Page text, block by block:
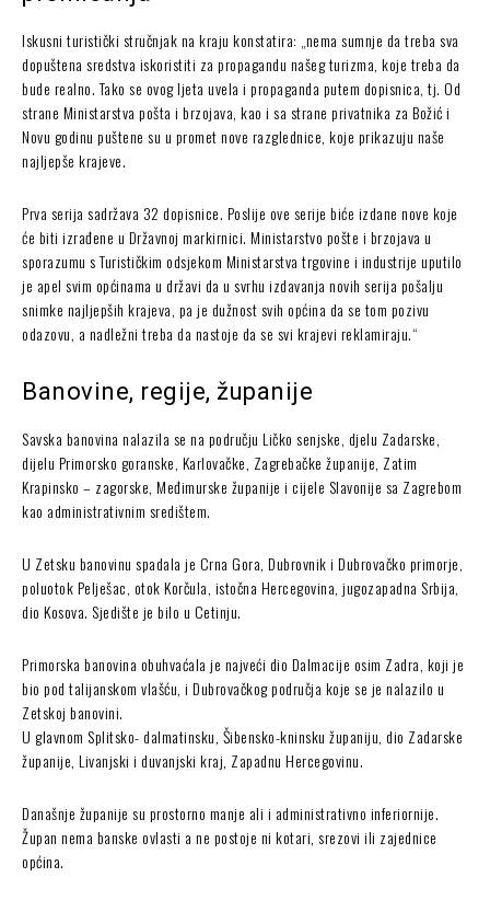
Iskusni turistički stručnjak na kraju konstatira: „nema sumnje da treba sva
dopuštena sredstva iskoristiti za propagandu našeg turizma, koje treba da
bude realno. Tako se ovog ljeta uvela i propaganda putem dopisnica, tj. Od
strane Ministarstva pošta i brzojava, kao i sa strane privatnika za Božić i
Novu godinu puštene su u promet nove razglednice, koje prikazuju naše
najljepše krajeve.
Prva serija sadržava 32 dopisnice. Poslije ove serije biće izdane nove koje
će biti izrađene u Državnoj markirnici. Ministarstvo pošte i brzojava u
sporazumu s Turističkim odsjekom Ministarstva trgovine i industrije uputilo
je apel svim općinama u državi da u svrhu izdavanja novih serija pošalju
snimke najljepših krajeva, pa je dužnost svih općina da se tom pozivu
odazovu, a nadležni treba da nastoje da se svi krajevi reklamiraju.“
Banovine, regije, županije
Savska banovina nalazila se na području Ličko senjske, djelu Zadarske,
dijelu Primorsko goranske, Karlovačke, Zagrebačke županije, Zatim
Krapinsko – zagorske, Međimurske županije i cijele Slavonije sa Zagrebom
kao administrativnim središtem.
U Zetsku banovinu spadala je Crna Gora, Dubrovnik i Dubrovačko primorje,
poluotok Pelješac, otok Korčula, istočna Hercegovina, jugozapadna Srbija,
dio Kosova. Sjedište je bilo u Cetinju.
Primorska banovina obuhvaćala je najveći dio Dalmacije osim Zadra, koji je
bio pod talijanskom vlašću, i Dubrovačkog područja koje se je nalazilo u
Zetskoj banovini.
U glavnom Splitsko- dalmatinsku, Šibensko-kninsku županiju, dio Zadarske
županije, Livanjski i duvanjski kraj, Zapadnu Hercegovinu.
Današnje županije su prostorno manje ali i administrativno inferiornije.
Župan nema banske ovlasti a ne postoje ni kotari, srezovi ili zajednice
općina.